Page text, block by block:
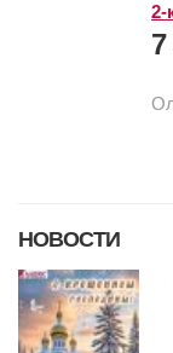
2-
7
НОВОСТИ